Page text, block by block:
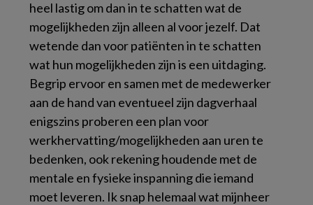
heel lastig om dan in te schatten wat de
mogelijkheden zijn alleen al voor jezelf. Dat
wetende dan voor patiënten in te schatten
wat hun mogelijkheden zijn is een uitdaging.
Begrip ervoor en samen met de medewerker
aan de hand van eventueel zijn dagverhaal
enigszins proberen een plan voor
werkhervatting/mogelijkheden aan uren te
bedenken, ook rekening houdende met de
mentale en fysieke inspanning die iemand
moet leveren. Ik snap helemaal wat mijnheer